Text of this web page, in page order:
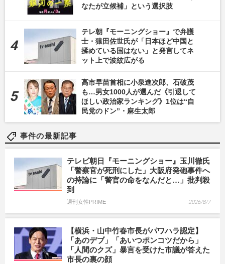
なたが立候補」という選択肢
テレ朝『モーニングショー』で弁護
士・猿田佐世氏が「日本ほど中国と
揉めている国はない」と発言してネ
ット上で波紋広がる
高市早苗首相に小泉進次郎、石破茂
も…男女1000人が選んだ《引退して
ほしい政治家ランキング》1位は“自
民党のドン”・麻生太郎
事件の最新記事
テレビ朝日『モーニングショー』玉川徹氏
「警察官が死刑にした」大阪府発砲事件へ
の持論に「警官の命をなんだと…」批判殺
到
週刊女性PRIME 2026/8/7
【横浜・山中竹春市長がパワハラ認定】
「あのデブ」「あいつポンコツだから」
「人間のクズ」暴言を受けた市議が答えた
市長の裏の顔